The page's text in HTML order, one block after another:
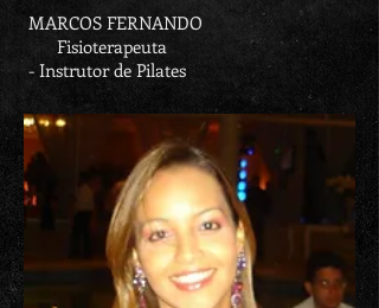
MARCOS FERNANDO
Fisioterapeuta
- Instrutor de Pilates